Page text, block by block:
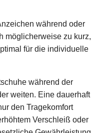
während oder
möglicherweise zu kurz,
für die individuelle
während der
weiten. Eine dauerhaft
den Tragekomfort
Verschleiß oder